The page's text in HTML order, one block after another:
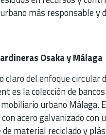
más responsable y
Osaka y Málaga
claro del enfoque circular
es la colección de
urbano Málaga.
acero galvanizado con
material reciclado y